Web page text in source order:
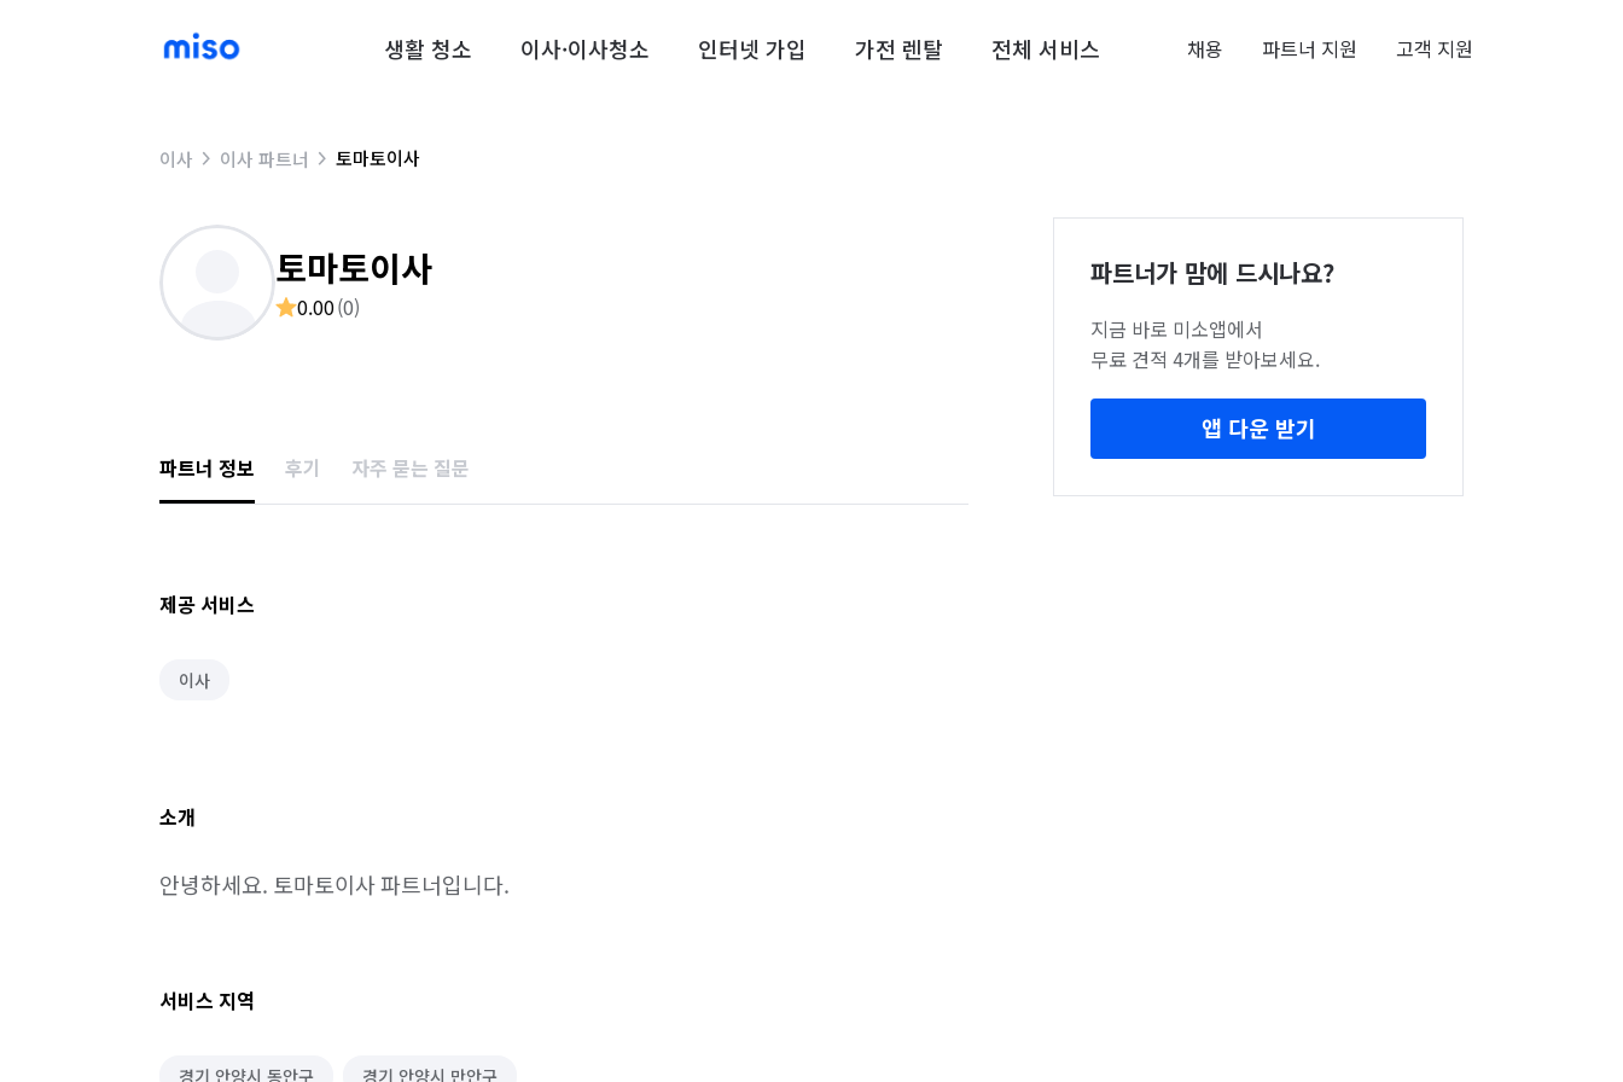
생활 청소 이사·이사청소 인터넷 가입 가전 렌탈 전체 서비스 채용 파트너 지원 고객 지원
이사 이사 파트너 토마토이사
토마토이사
0.00(0)
파트너 정보 후기 자주 묻는 질문
제공 서비스
이사
소개
안녕하세요. 토마토이사 파트너입니다.
서비스 지역
경기 안양시 동안구 경기 안양시 만안구
파트너가 맘에 드시나요?
지금 바로 미소앱에서
무료 견적 4개를 받아보세요.
앱 다운 받기